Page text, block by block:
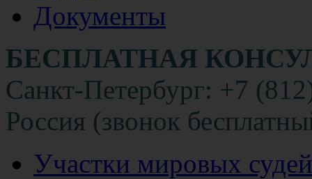
Документы
БЕСПЛАТНАЯ
Санкт-Петербург: +7
Россия (звонок
Участки мировых судей